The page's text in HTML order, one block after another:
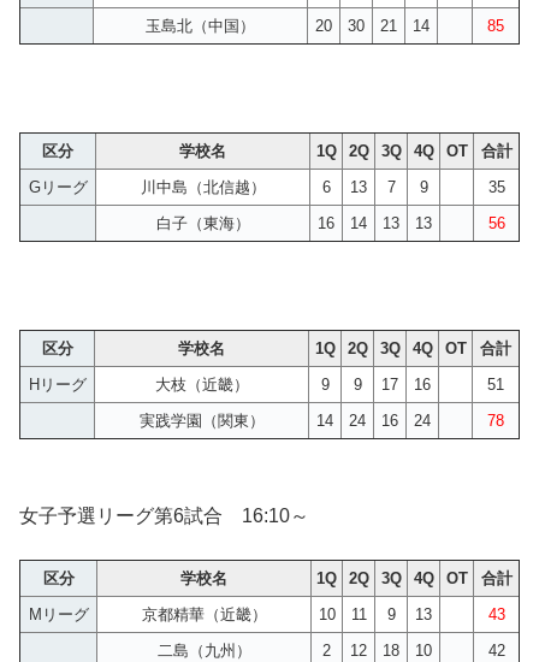
玉島北（中国）
20 30 21 14 85
区分 学校名 1Q 2Q 3Q 4Q OT
合計
Gリーグ
川中島（北信越） 6 13 7 9
35
白子（東海）
16 14 13 13 56
区分 学校名 1Q 2Q 3Q 4Q OT
合計
Hリーグ
大枝（近畿） 9 9 17 16
51
実践学園（関東）
14 24 16 24 78
女子予選リーグ第6試合 16:10～
区分 学校名 1Q 2Q 3Q 4Q OT
合計
Mリーグ
京都精華（近畿） 10 11 9 13
43
二島（九州）
2 12 18 10 42